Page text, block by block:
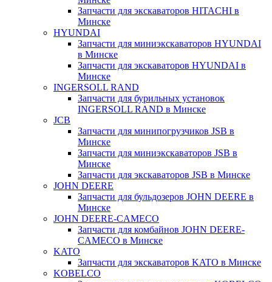
Запчасти для экскаваторов HITACHI в
Минске
HYUNDAI
Запчасти для миниэкскаваторов HYUNDAI
в Минске
Запчасти для экскаваторов HYUNDAI в
Минске
INGERSOLL RAND
Запчасти для бурильных установок
INGERSOLL RAND в Минске
JCB
Запчасти для минипогрузчиков JSB в
Минске
Запчасти для миниэкскаваторов JSB в
Минске
Запчасти для экскаваторов JSB в Минске
JOHN DEERE
Запчасти для бульдозеров JOHN DEERE в
Минске
JOHN DEERE-CAMECO
Запчасти для комбайнов JOHN DEERE-
CAMECO в Минске
KATO
Запчасти для экскаваторов KATO в Минске
KOBELCO